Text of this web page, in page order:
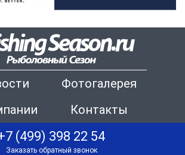
Фотогалерея
Контакты
(499) 398 22 54
Заказать обратный звонок